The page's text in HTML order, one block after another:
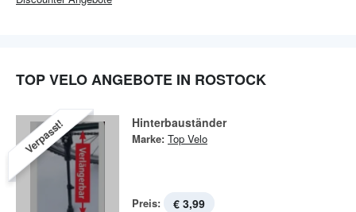
TOP VELO ANGEBOTE IN ROSTOCK
Verpasst! Hinterbauständer
Marke: Top Velo
Preis: € 3,99